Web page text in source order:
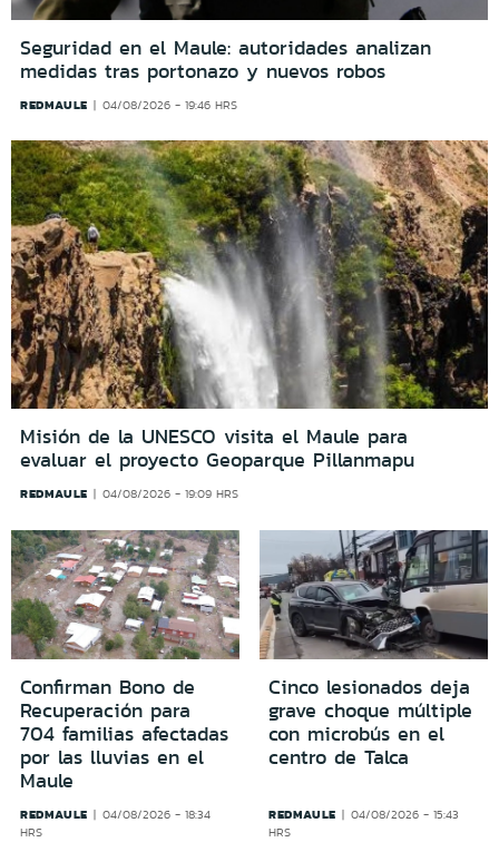
Seguridad en el Maule: autoridades analizan
medidas tras portonazo y nuevos robos
REDMAULE 04/08/2026 - 19:46 HRS
Misión de la UNESCO visita el Maule para
evaluar el proyecto Geoparque Pillanmapu
REDMAULE 04/08/2026 - 19:09 HRS
Confirman Bono de
Recuperación para
704 familias afectadas
por las lluvias en el
Maule
REDMAULE
04/08/2026 - 18:34
HRS
Cinco lesionados deja
grave choque múltiple
con microbús en el
centro de Talca
REDMAULE
04/08/2026 - 15:43
HRS